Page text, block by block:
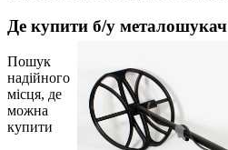
Де купити б/у металошукач
Пошук
надійного
місця, де
можна
купити